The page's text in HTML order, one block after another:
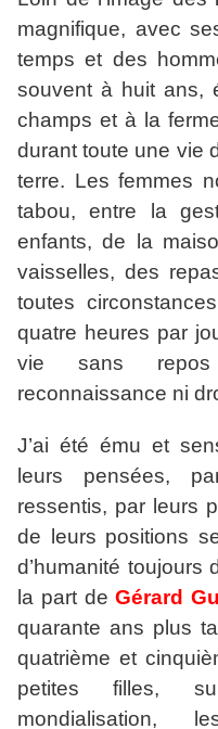
magnifique, avec
temps et des
souvent à huit ans,
champs et à la
durant toute une vie
terre. Les femmes
tabou, entre la
enfants, de la
vaisselles, des
toutes
quatre heures par
vie sans
reconnaissance ni
J’ai été ému et
leurs pensées,
ressentis, par leurs
de leurs positions
d’humanité toujours
la part deGérard
quarante ans plus
quatrième et
petites filles,
mondialisation,